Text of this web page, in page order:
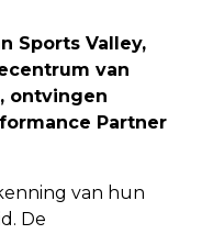
Sports Valley,
van
ontvingen
Partner
van hun
De